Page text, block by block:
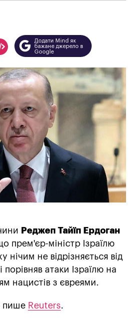
Додати Mind як
бажане джерело в
Google
Реджеп Тайїп Ердоган
прем'єр-міністр Ізраїлю
нічим не відрізняється від
порівняв атаки Ізраїлю на
нацистів з євреями.
пише Reuters.